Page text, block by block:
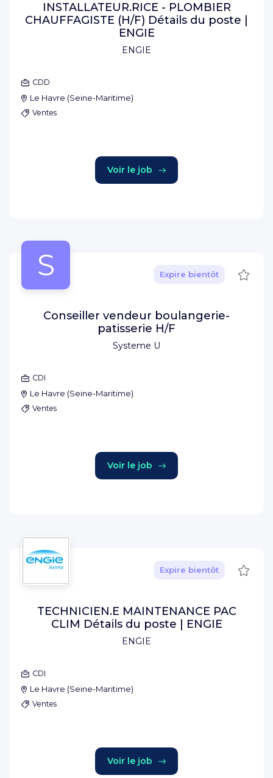
ENGIE
INSTALLATEUR.RICE - PLOMBIER
CHAUFFAGISTE (H/F) Détails du poste |
ENGIE
CDD
Le Havre (Seine-Maritime)
Ventes
Voir le job
S
Systeme U
Expire bientôt
Conseiller vendeur boulangerie-
patisserie H/F
CDI
Le Havre (Seine-Maritime)
Ventes
Voir le job
ENGIE
Expire bientôt
TECHNICIEN.E MAINTENANCE PAC
CLIM Détails du poste | ENGIE
CDI
Le Havre (Seine-Maritime)
Ventes
Voir le job